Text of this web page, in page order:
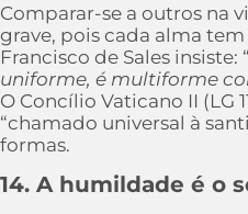
Comparar-se a outros na
grave, pois cada alma
Francisco de Sales insiste: “
uniforme, é multiforme
O Concílio Vaticano II (LG
“chamado universal à
formas.
14. A humildade é o